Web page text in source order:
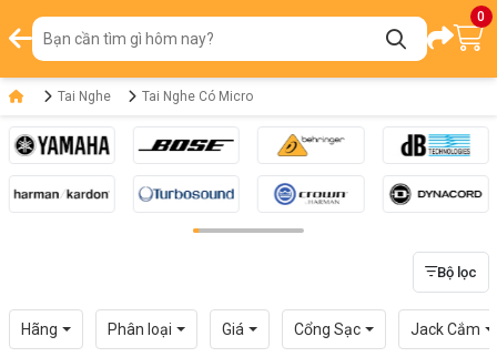
0
Tai Nghe Tai Nghe Có Micro
Bộ lọc
Hãng Phân loại Giá Cổng Sạc Jack Cắm